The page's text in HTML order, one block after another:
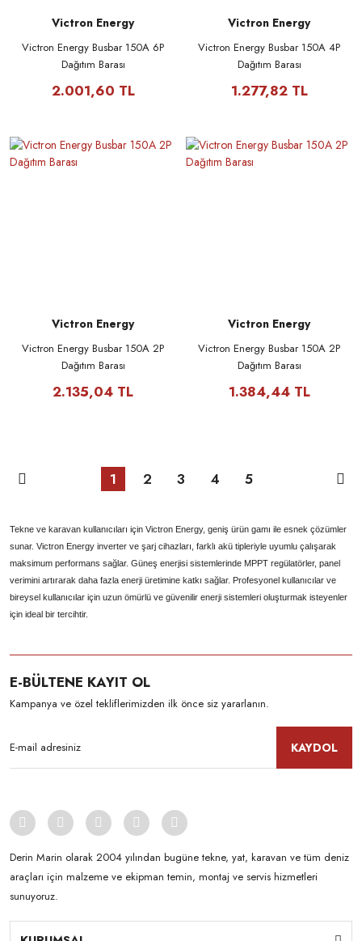
Victron Energy
Victron Energy Busbar 150A 6P
Dağıtım Barası
2.001,60 TL
Victron Energy
Victron Energy Busbar 150A 4P
Dağıtım Barası
1.277,82 TL
Victron Energy
Victron Energy Busbar 150A 2P
Dağıtım Barası
2.135,04 TL
Victron Energy
Victron Energy Busbar 150A 2P
Dağıtım Barası
1.384,44 TL
1 2 3 4 5
Tekne ve karavan kullanıcıları için Victron Energy, geniş ürün gamı ile esnek çözümler
sunar. Victron Energy inverter ve şarj cihazları, farklı akü tipleriyle uyumlu çalışarak
maksimum performans sağlar. Güneş enerjisi sistemlerinde MPPT regülatörler, panel
verimini artırarak daha fazla enerji üretimine katkı sağlar. Profesyonel kullanıcılar ve
bireysel kullanıcılar için uzun ömürlü ve güvenilir enerji sistemleri oluşturmak isteyenler
için ideal bir tercihtir.
E-BÜLTENE KAYIT OL
Kampanya ve özel tekliflerimizden ilk önce siz yararlanın.
KAYDOL
Derin Marin olarak 2004 yılından bugüne tekne, yat, karavan ve tüm deniz
araçları için malzeme ve ekipman temin, montaj ve servis hizmetleri
sunuyoruz.